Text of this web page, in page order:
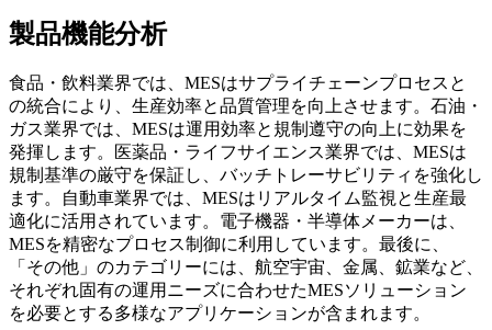
製品機能分析
食品・飲料業界では、MESはサプライチェーンプロセスと
の統合により、生産効率と品質管理を向上させます。石油・
ガス業界では、MESは運用効率と規制遵守の向上に効果を
発揮します。医薬品・ライフサイエンス業界では、MESは
規制基準の厳守を保証し、バッチトレーサビリティを強化し
ます。自動車業界では、MESはリアルタイム監視と生産最
適化に活用されています。電子機器・半導体メーカーは、
MESを精密なプロセス制御に利用しています。最後に、
「その他」のカテゴリーには、航空宇宙、金属、鉱業など、
それぞれ固有の運用ニーズに合わせたMESソリューション
を必要とする多様なアプリケーションが含まれます。